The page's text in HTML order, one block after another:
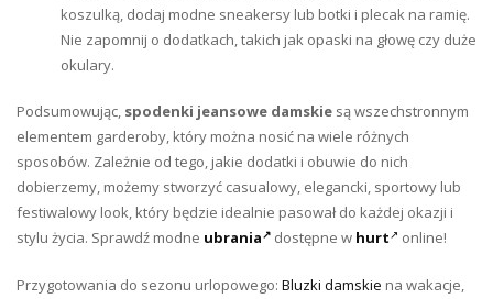
koszulką, dodaj modne sneakersy lub botki i plecak na ramię.
Nie zapomnij o dodatkach, takich jak opaski na głowę czy duże
okulary.
Podsumowując, spodenki jeansowe damskie są wszechstronnym
elementem garderoby, który można nosić na wiele różnych
sposobów. Zależnie od tego, jakie dodatki i obuwie do nich
dobierzemy, możemy stworzyć casualowy, elegancki, sportowy lub
festiwalowy look, który będzie idealnie pasował do każdej okazji i
stylu życia. Sprawdź modne ubrania dostępne w hurt online!
Przygotowania do sezonu urlopowego: Bluzki damskie na wakacje,